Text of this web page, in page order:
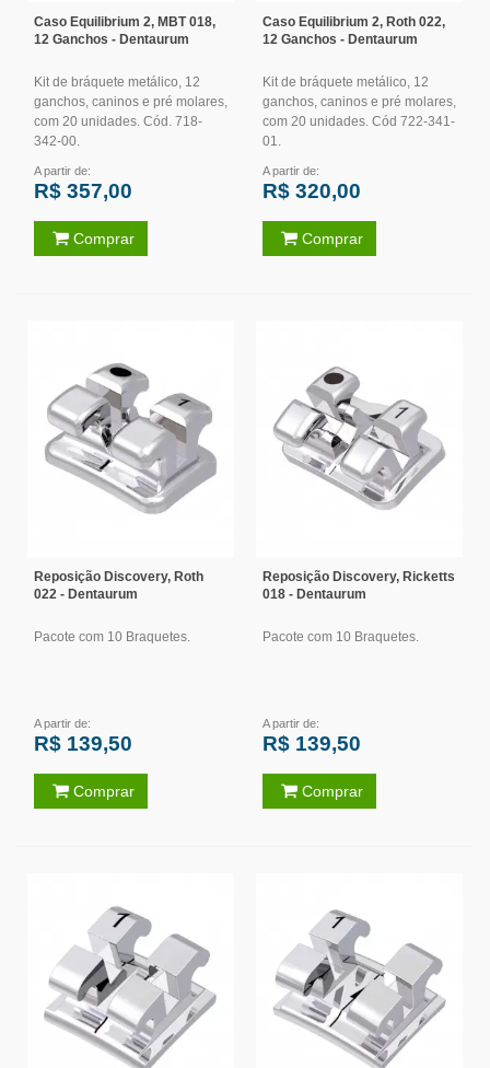
Caso Equilibrium 2, MBT 018,
12 Ganchos - Dentaurum
Kit de bráquete metálico, 12
ganchos, caninos e pré molares,
com 20 unidades. Cód. 718-
342-00.
A partir de:
R$ 357,00
Comprar
Caso Equilibrium 2, Roth 022,
12 Ganchos - Dentaurum
Kit de bráquete metálico, 12
ganchos, caninos e pré molares,
com 20 unidades. Cód 722-341-
01.
A partir de:
R$ 320,00
Comprar
Reposição Discovery, Roth
022 - Dentaurum
Pacote com 10 Braquetes.
A partir de:
R$ 139,50
Comprar
Reposição Discovery, Ricketts
018 - Dentaurum
Pacote com 10 Braquetes.
A partir de:
R$ 139,50
Comprar